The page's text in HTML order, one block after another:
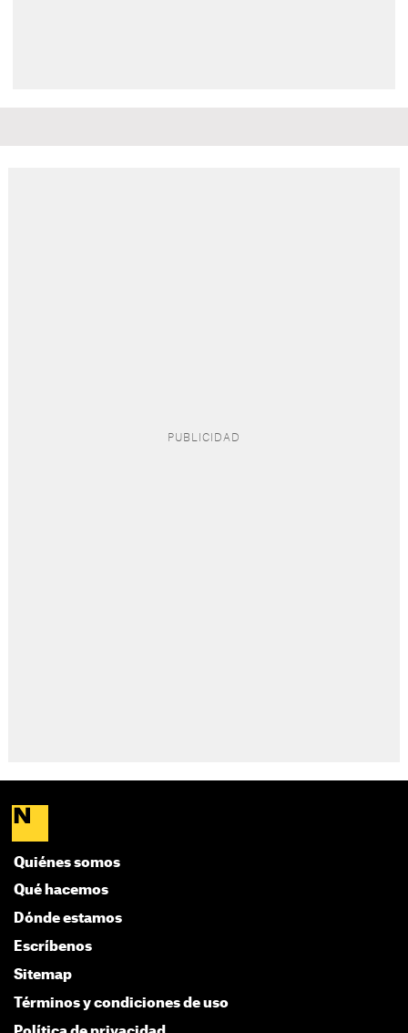
Quiénes somos
Qué hacemos
Dónde estamos
Escríbenos
Sitemap
Términos y condiciones de uso